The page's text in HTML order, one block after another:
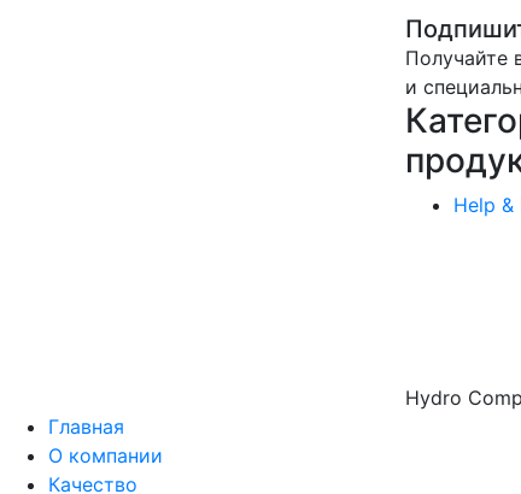
Получайте
и
Help &
Hydro
Главная
О компании
Качество